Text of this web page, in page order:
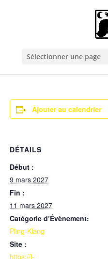
Sélectionner une page
Pling-Klang
Ajouter au calendrier
DÉTAILS
Début :
9 mars 2027
Fin :
11 mars 2027
Catégorie d’Évènement:
Pling-Klang
Site :
https://l-